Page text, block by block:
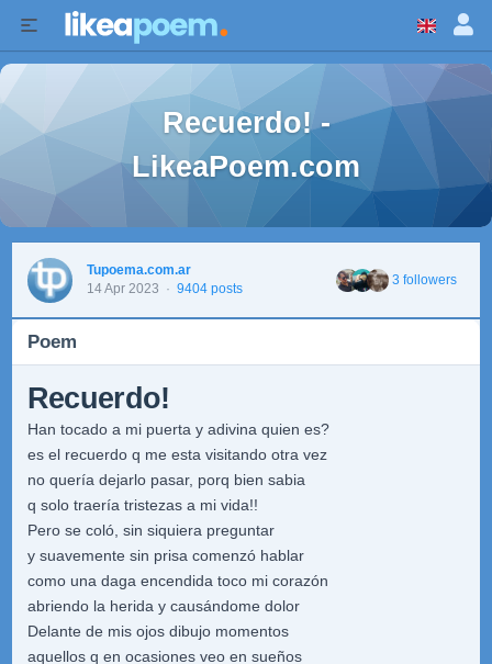
Recuerdo! -
LikeaPoem.com
Tupoema.com.ar
14 Apr 2023 · 9404 posts
3 followers
Poem
Recuerdo!
Han tocado a mi puerta y adivina quien es?
es el recuerdo q me esta visitando otra vez
no quería dejarlo pasar, porq bien sabia
q solo traería tristezas a mi vida!!
Pero se coló, sin siquiera preguntar
y suavemente sin prisa comenzó hablar
como una daga encendida toco mi corazón
abriendo la herida y causándome dolor
Delante de mis ojos dibujo momentos
aquellos q en ocasiones veo en sueños